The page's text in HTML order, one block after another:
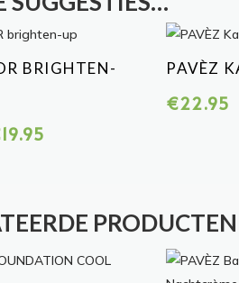
BRIGHTEN-
19.95
PAVÈZ
€22.95
PRODUCTEN